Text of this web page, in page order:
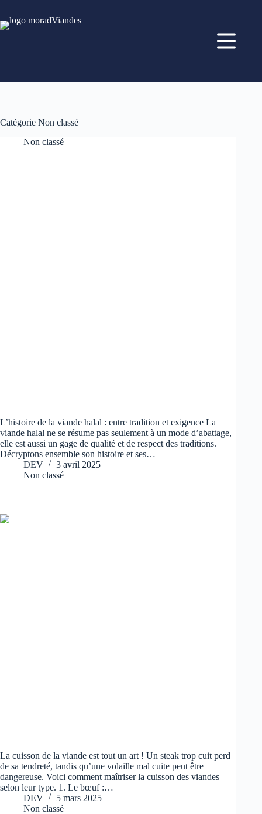
Catégorie Non classé
Non classé
L’histoire de la viande halal : entre tradition et exigence La
viande halal ne se résume pas seulement à un mode d’abattage,
elle est aussi un gage de qualité et de respect des traditions.
Décryptons ensemble son histoire et ses…
DEV
3 avril 2025
Non classé
La cuisson de la viande est tout un art ! Un steak trop cuit perd
de sa tendreté, tandis qu’une volaille mal cuite peut être
dangereuse. Voici comment maîtriser la cuisson des viandes
selon leur type. 1. Le bœuf :…
DEV
5 mars 2025
Non classé